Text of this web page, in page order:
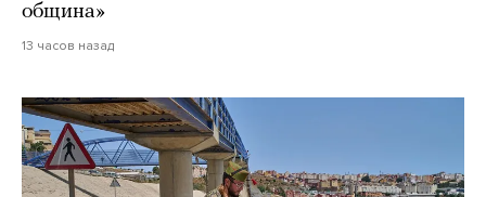
община»
13 часов назад